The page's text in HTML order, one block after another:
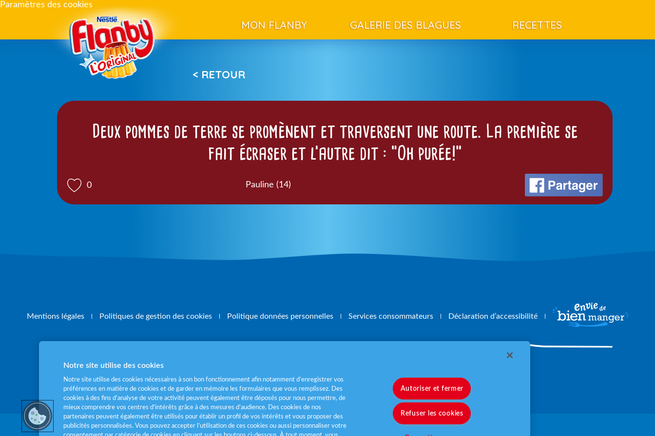
Paramètres des cookies
MON FLANBY GALERIE DES BLAGUES RECETTES
< RETOUR
Deux pommes de terre se promènent et traversent une route. La première se
fait écraser et l’autre dit : “Oh purée!”
0 Pauline (14)
Mentions légales Politiques de gestion des cookies Politique données personnelles Services consommateurs Déclaration d’accessibilité
Pour votre santé, mangez 5 fruits et légumes par jourwww.mangerbouger.fr
Notre site utilise des cookies
Notre site utilise des cookies nécessaires à son bon fonctionnement afin notamment d’enregistrer vos
préférences en matière de cookies et de garder en mémoire les formulaires que vous remplissez. Des
cookies à des fins d’analyse de votre activité peuvent également être déposés pour nous permettre, de
mieux comprendre vos centres d'intérêts grâce à des mesures d’audience. Des cookies de nos
partenaires peuvent également être utilisés pour établir un profil de vos intérêts et vous proposer des
publicités personnalisées. Vous pouvez accepter l’utilisation de ces cookies ou aussi personnaliser votre
Autoriser et fermer
Refuser les cookies